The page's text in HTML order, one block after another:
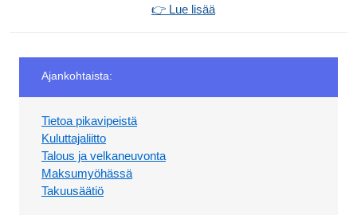
👉 Lue lisää
Ajankohtaista:
Tietoa pikavipeistä
Kuluttajaliitto
Talous ja velkaneuvonta
Maksumyöhässä
Takuusäätiö